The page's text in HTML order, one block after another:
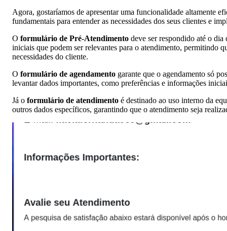
Agora, gostaríamos de apresentar uma funcionalidade altamente
fundamentais para entender as necessidades dos seus clientes e
O formulário de Pré-Atendimento deve ser respondido até o
iniciais que podem ser relevantes para o atendimento, permitindo
necessidades do cliente.
O formulário de agendamento garante que o agendamento só
levantar dados importantes, como preferências e informações
Já o formulário de atendimento é destinado ao uso interno da
outros dados específicos, garantindo que o atendimento seja